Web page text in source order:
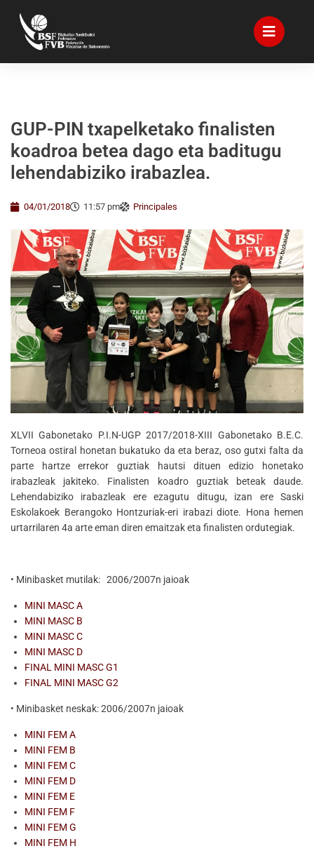
GUP-PIN txapelketako finalisten
koadroa betea dago eta baditugu
lehendabiziko irabazlea.
04/01/2018 11:57 pm Principales
XLVII Gabonetako P.I.N-UGP 2017/2018-XIII Gabonetako B.E.C.
Torneoa ostiral honetan bukatuko da eta beraz, oso gutxi falta da
parte hartze errekor guztiak hautsi dituen edizio honetako
irabazleak jakiteko. Finalisten koadro guztiak beteak daude.
Lehendabiziko irabazleak ere ezagutu ditugu, izan ere Saski
Eskolakoek Berangoko Hontzuriak-eri irabazi diote. Hona hemen
urtarrilaren 4a arte eman diren emaitzak eta finalisten ordutegiak.
• Minibasket mutilak: 2006/2007n jaioak
MINI MASC A
MINI MASC B
MINI MASC C
MINI MASC D
FINAL MINI MASC G1
FINAL MINI MASC G2
• Minibasket neskak: 2006/2007n jaioak
MINI FEM A
MINI FEM B
MINI FEM C
MINI FEM D
MINI FEM E
MINI FEM F
MINI FEM G
MINI FEM H